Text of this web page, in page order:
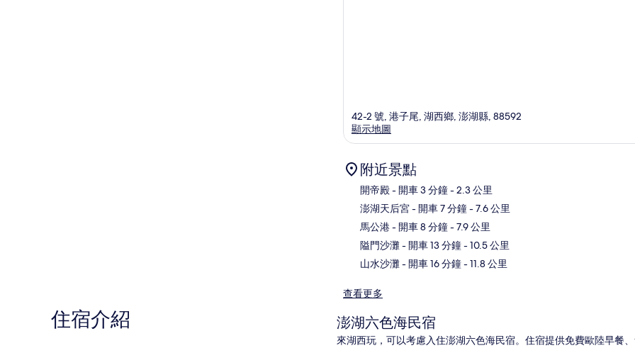
42-2 號, 港子尾, 湖西鄉, 澎湖縣, 88592
顯示地圖
附近景點
開帝殿- 開車 3 分鐘- 2.3 公里
澎湖天后宮- 開車 7 分鐘- 7.6 公里
馬公港- 開車 8 分鐘- 7.9 公里
隘門沙灘- 開車 13 分鐘- 10.5 公里
山水沙灘- 開車 16 分鐘- 11.8 公里
查看更多
住宿介紹 澎湖六色海民宿
來湖西玩，可以考慮入住澎湖六色海民宿。住宿提供免費歐陸早餐